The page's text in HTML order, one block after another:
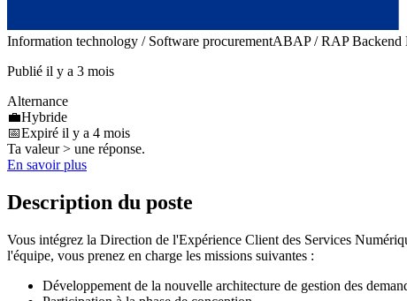
Information technology / Software procurementABAP / RAP Backend
Publié il y a 3 mois
Alternance
💼Hybride
📅Expiré il y a 4 mois
Ta valeur > une réponse.
En savoir plus
Description du poste
Vous intégrez la Direction de l'Expérience Client des Services
l'équipe, vous prenez en charge les missions suivantes :
Développement de la nouvelle architecture de gestion des